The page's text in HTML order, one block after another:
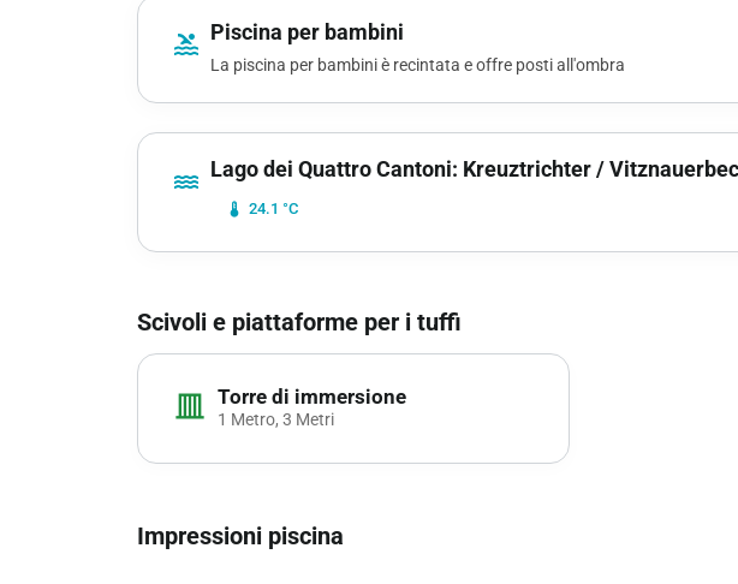
pool Piscina per bambini
La piscina per bambini è recintata e offre posti all'ombra
water Lago dei Quattro Cantoni: Kreuztrichter /
device_thermostat 24.1 °C
Scivoli e piattaforme per i tuffi
vertical_shades_closed Torre di immersione
1 Metro, 3 Metri
Impressioni piscina